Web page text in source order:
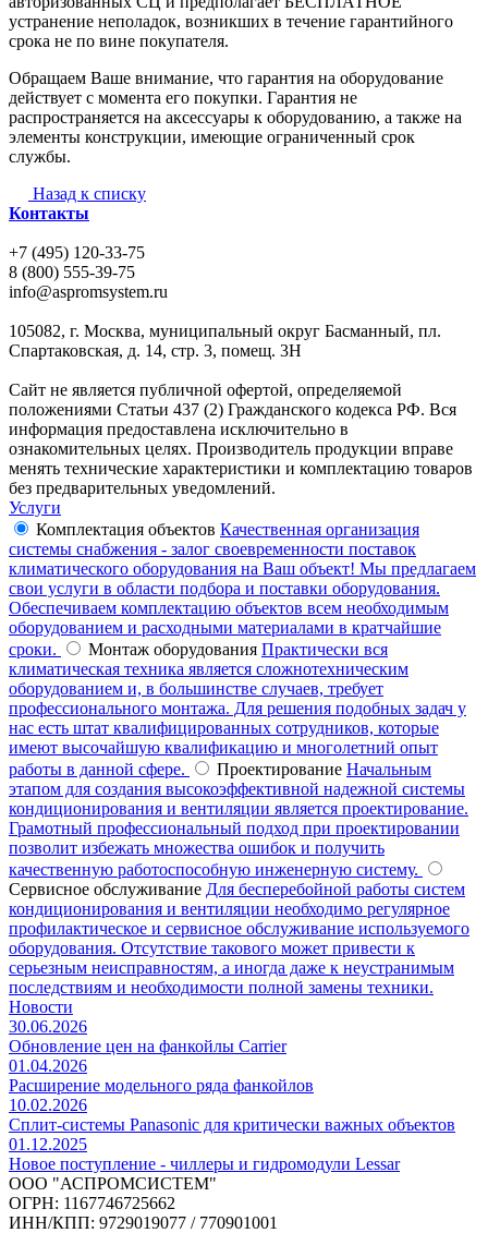
устранение неполадок, возникших в течение гарантийного
срока не по вине покупателя.
Обращаем Ваше внимание, что гарантия на оборудование
действует с момента его покупки. Гарантия не
распространяется на аксессуары к оборудованию, а также на
элементы конструкции, имеющие ограниченный срок
службы.
Назад к списку
Контакты
+7 (495) 120-33-75
8 (800) 555-39-75
info@aspromsystem.ru
105082, г. Москва, муниципальный округ Басманный, пл.
Спартаковская, д. 14, стр. 3, помещ. 3Н
Сайт не является публичной офертой, определяемой
положениями Статьи 437 (2) Гражданского кодекса РФ. Вся
информация предоставлена исключительно в
ознакомительных целях. Производитель продукции вправе
менять технические характеристики и комплектацию товаров
без предварительных уведомлений.
Услуги
Комплектация объектов Качественная организация
системы снабжения - залог своевременности поставок
климатического оборудования на Ваш объект! Мы предлагаем
свои услуги в области подбора и поставки оборудования.
Обеспечиваем комплектацию объектов всем необходимым
оборудованием и расходными материалами в кратчайшие
сроки.
Монтаж оборудования Практически вся
климатическая техника является сложнотехническим
оборудованием и, в большинстве случаев, требует
профессионального монтажа. Для решения подобных задач у
нас есть штат квалифицированных сотрудников, которые
имеют высочайшую квалификацию и многолетний опыт
работы в данной сфере.
Проектирование Начальным
этапом для создания высокоэффективной надежной системы
кондиционирования и вентиляции является проектирование.
Грамотный профессиональный подход при проектировании
позволит избежать множества ошибок и получить
качественную работоспособную инженерную систему.
Сервисное обслуживание Для бесперебойной работы систем
кондиционирования и вентиляции необходимо регулярное
профилактическое и сервисное обслуживание используемого
оборудования. Отсутствие такового может привести к
серьезным неисправностям, а иногда даже к неустранимым
последствиям и необходимости полной замены техники.
Новости
30.06.2026
Обновление цен на фанкойлы Carrier
01.04.2026
Расширение модельного ряда фанкойлов
10.02.2026
Сплит-системы Panasonic для критически важных объектов
01.12.2025
Новое поступление - чиллеры и гидромодули Lessar
ООО "АСПРОМСИСТЕМ"
ОГРН: 1167746725662
ИНН/КПП: 9729019077 / 770901001